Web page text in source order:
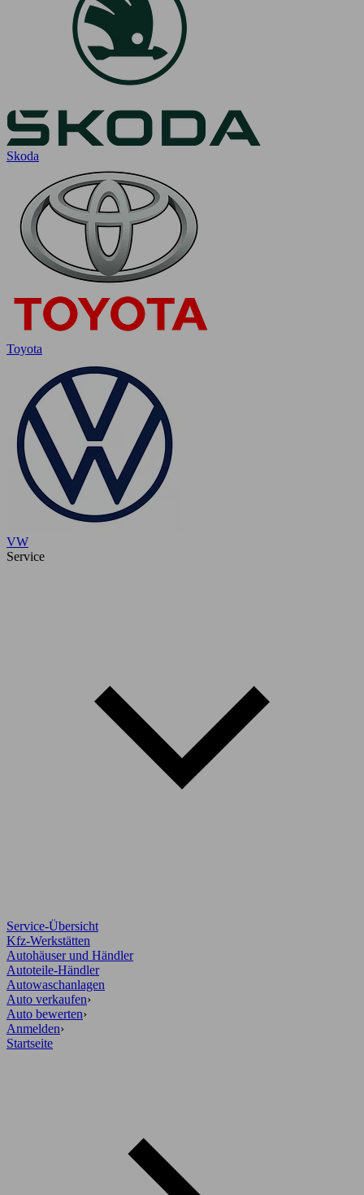
Skoda
Toyota
VW
Service
Service-Übersicht
Kfz-Werkstätten
Autohäuser und Händler
Autoteile-Händler
Autowaschanlagen
Auto verkaufen›
Auto bewerten›
Anmelden›
Startseite